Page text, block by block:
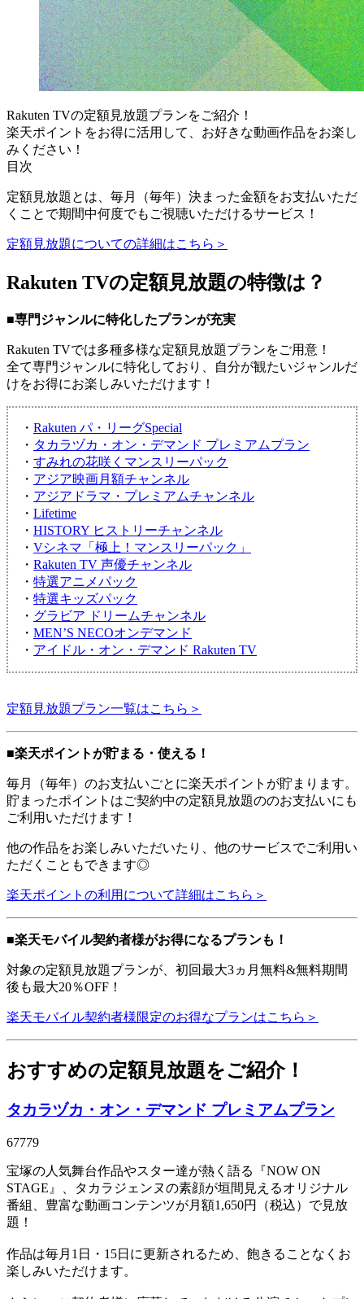
Rakuten TVの定額見放題プランをご紹介！
楽天ポイントをお得に活用して、お好きな動画作品をお楽し
みください！
目次
定額見放題とは、毎月（毎年）決まった金額をお支払いただ
くことで期間中何度でもご視聴いただけるサービス！
定額見放題についての詳細はこちら＞
Rakuten TVの定額見放題の特徴は？
■専門ジャンルに特化したプランが充実
Rakuten TVでは多種多様な定額見放題プランをご用意！
全て専門ジャンルに特化しており、自分が観たいジャンルだ
けをお得にお楽しみいただけます！
・ Rakuten パ・リーグSpecial
・ タカラヅカ・オン・デマンド プレミアムプラン
・ すみれの花咲くマンスリーパック
・ アジア映画月額チャンネル
・ アジアドラマ・プレミアムチャンネル
・ Lifetime
・ HISTORY ヒストリーチャンネル
・ Vシネマ「極上！マンスリーパック」
・ Rakuten TV 声優チャンネル
・ 特選アニメパック
・ 特選キッズパック
・ グラビア ドリームチャンネル
・ MEN’S NECOオンデマンド
・ アイドル・オン・デマンド Rakuten TV
定額見放題プラン一覧はこちら＞
■楽天ポイントが貯まる・使える！
毎月（毎年）のお支払いごとに楽天ポイントが貯まります。
貯まったポイントはご契約中の定額見放題ののお支払いにも
ご利用いただけます！
他の作品をお楽しみいただいたり、他のサービスでご利用い
ただくこともできます◎
楽天ポイントの利用について詳細はこちら＞
■楽天モバイル契約者様がお得になるプランも！
対象の定額見放題プランが、初回最大3ヵ月無料&無料期間
後も最大20％OFF！
楽天モバイル契約者様限定のお得なプランはこちら＞
おすすめの定額見放題をご紹介！
タカラヅカ・オン・デマンド プレミアムプラン
67779
宝塚の人気舞台作品やスター達が熱く語る『NOW ON
STAGE』、タカラジェンヌの素顔が垣間見えるオリジナル
番組、豊富な動画コンテンツが月額1,650円（税込）で見放
題！
作品は毎月1日・15日に更新されるため、飽きることなくお
楽しみいただけます。